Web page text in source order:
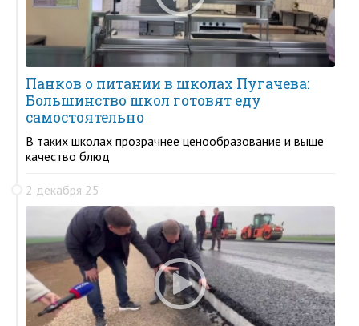
Панков о питании в школах Пугачева:
Большинство школ готовят еду
самостоятельно
В таких школах прозрачнее ценообразование и выше
качество блюд
2 декабря 25